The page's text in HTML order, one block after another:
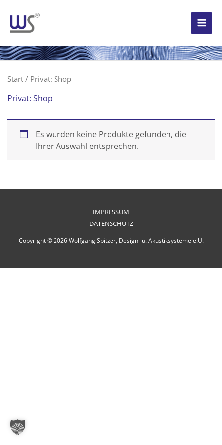
Inhalt
springen
Start / Privat: Shop
Privat: Shop
Es wurden keine Produkte gefunden, die
Ihrer Auswahl entsprechen.
IMPRESSUM
DATENSCHUTZ
Copyright © 2026 Wolfgang Spitzer, Design- u. Akustiksysteme e.U.